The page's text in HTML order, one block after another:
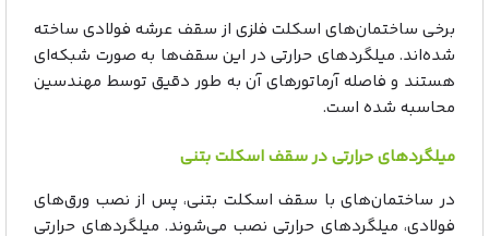
برخی ساختمان‌های اسکلت فلزی از سقف عرشه فولادی ساخته
شده‌اند. میلگردهای حرارتی در این سقف‌ها به صورت شبکه‌ای
هستند و فاصله آرماتورهای آن به طور دقیق توسط مهندسین
محاسبه شده است.
میلگردهای حرارتی در سقف اسکلت بتنی
در ساختمان‌های با سقف اسکلت بتنی، پس از نصب ورق‌های
فولادی، میلگردهای حرارتی نصب می‌شوند. میلگردهای حرارتی